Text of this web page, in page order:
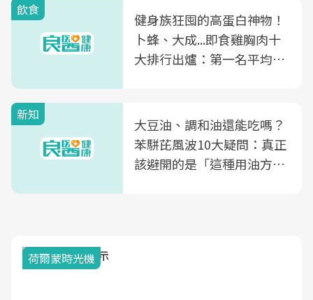
飲食
健身族狂囤的高蛋白神物！
卜蜂、大成...即食雞胸肉十
大排行出爐：第一名平均一
新知
大豆油、調和油還能吃嗎？
苯駢芘風波10大疑問：真正
該避開的是「這種用油方
荷爾蒙時光機